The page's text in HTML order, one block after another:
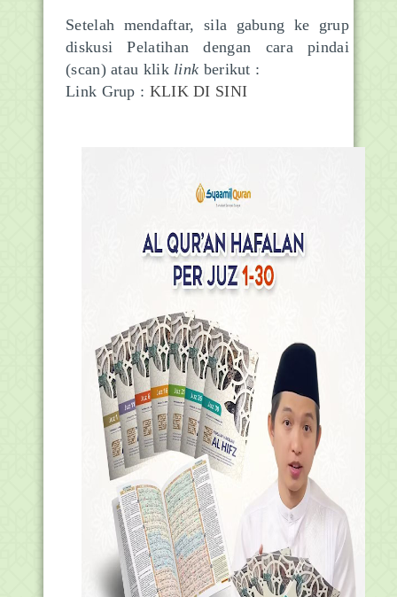
Setelah mendaftar, sila gabung ke grup
diskusi Pelatihan dengan cara pindai
(scan) atau klik link berikut :
Link Grup : KLIK DI SINI